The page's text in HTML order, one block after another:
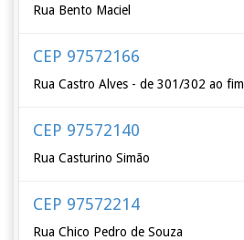
Rua Bento Maciel
CEP 97572166
Rua Castro Alves - de 301/302 ao fim
CEP 97572140
Rua Casturino Simão
CEP 97572214
Rua Chico Pedro de Souza